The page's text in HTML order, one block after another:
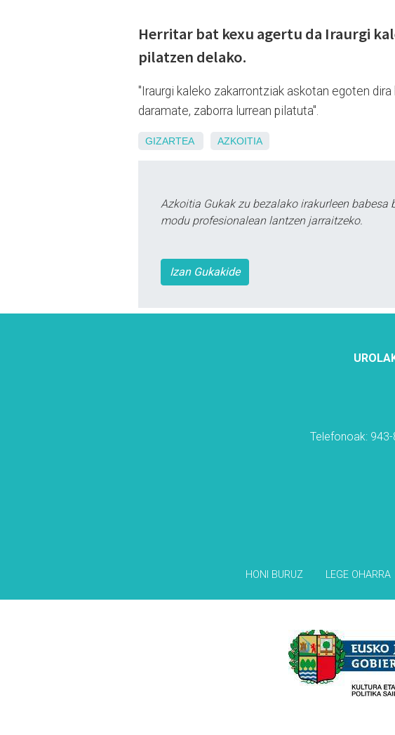
Herritar bat kexu agertu da Iraurgi
pilatzen delako.
"Iraurgi kaleko zakarrontziak askotan egoten
daramate, zaborra lurrean pilatuta".
GIZARTEA AZKOITIA
Azkoitia Gukak zu bezalako irakurleen
modu profesionalean lantzen jarraitzeko.
Izan Gukakide
Telefonoak:
HONI BURUZ LEGE OHARRA